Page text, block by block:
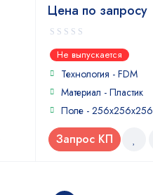
Цена по запросу
0
out
of
Не выпускается
Технология - FDM
Материал - Пластик
Поле - 256х256х256
Запрос КП